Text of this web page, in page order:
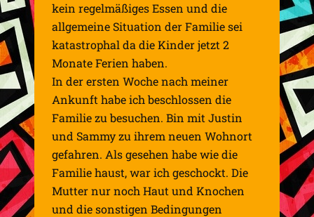
kein regelmäßiges Essen und die
allgemeine Situation der Familie sei
katastrophal da die Kinder jetzt 2
Monate Ferien haben.
In der ersten Woche nach meiner
Ankunft habe ich beschlossen die
Familie zu besuchen. Bin mit Justin
und Sammy zu ihrem neuen Wohnort
gefahren. Als gesehen habe wie die
Familie haust, war ich geschockt. Die
Mutter nur noch Haut und Knochen
und die sonstigen Bedingungen